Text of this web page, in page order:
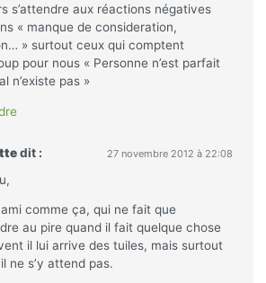
s’attendre aux réactions négatives
« manque de consideration,
» surtout ceux qui comptent
pour nous « Personne n’est parfait
n’existe pas »
dit : 27 novembre 2012 à 22:08
ami comme ça, qui ne fait que
au pire quand il fait quelque chose
il lui arrive des tuiles, mais surtout
ne s’y attend pas.